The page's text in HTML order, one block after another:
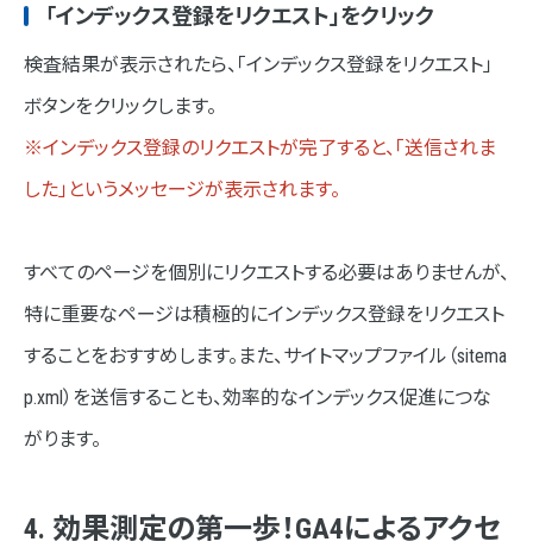
「インデックス登録をリクエスト」をクリック
検査結果が表示されたら、「インデックス登録をリクエスト」
ボタンをクリックします。
※インデックス登録のリクエストが完了すると、「送信されま
した」というメッセージが表示されます。
すべてのページを個別にリクエストする必要はありませんが、
特に重要なページは積極的にインデックス登録をリクエスト
することをおすすめします。また、サイトマップファイル（sitema
p.xml）を送信することも、効率的なインデックス促進につな
がります。
4. 効果測定の第一歩！GA4によるアクセ